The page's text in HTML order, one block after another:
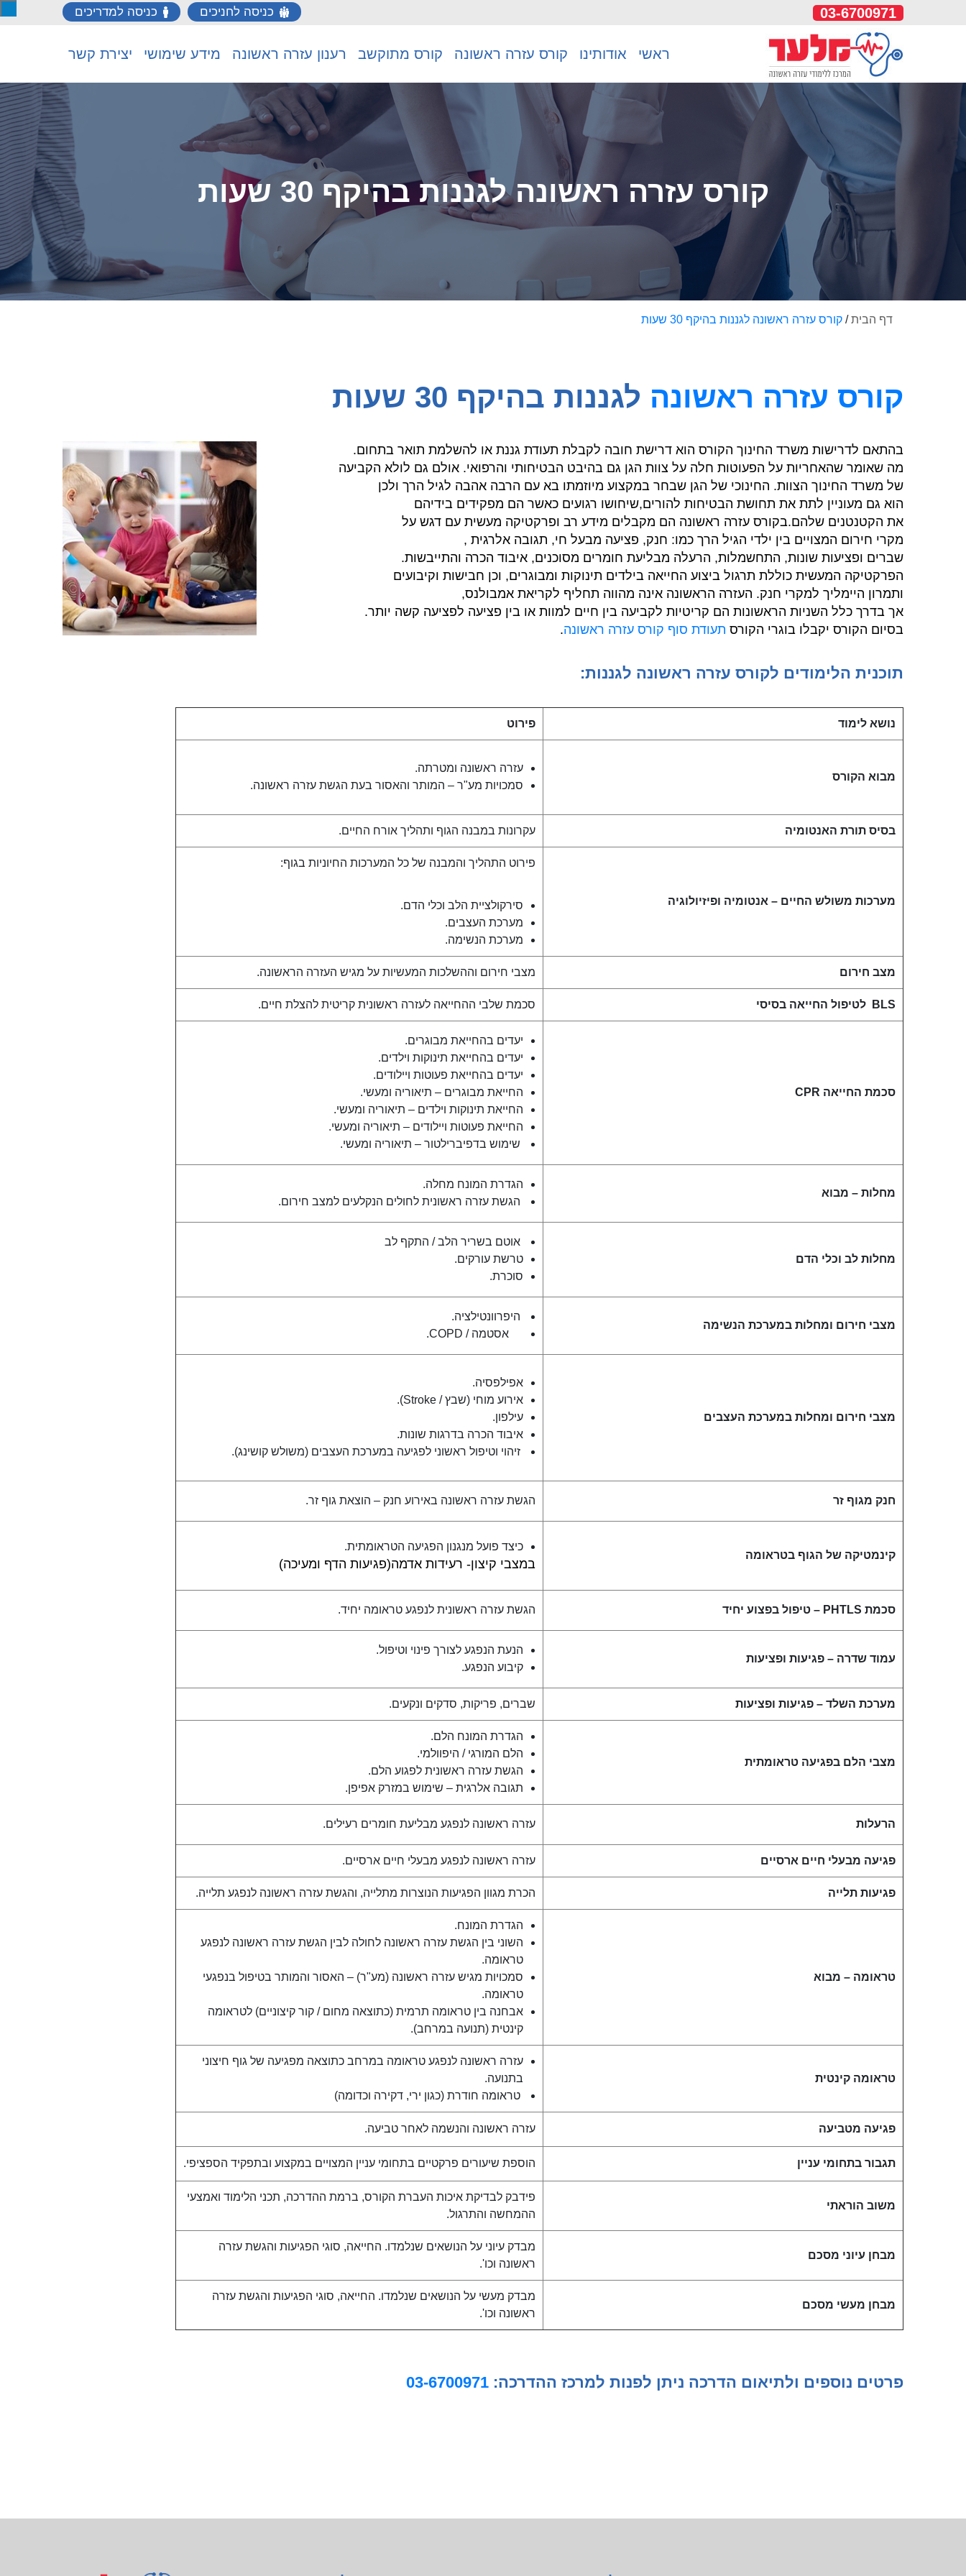
03-6700971 כניסה לחניכים כניסה למדריכים
ראשי אודותינו קורס עזרה ראשונה קורס מתוקשב רענון עזרה ראשונה מידע שימושי יצירת קשר
קורס עזרה ראשונה לגננות בהיקף 30 שעות
דף הבית/ קורס עזרה ראשונה לגננות בהיקף 30 שעות
קורס עזרה ראשונה לגננות בהיקף 30 שעות
בהתאם לדרישות משרד החינוך הקורס הוא דרישת חובה לקבלת תעודת גננת או להשלמת תואר בתחום.
מה שאומר שהאחריות על הפעוטות חלה על צוות הגן גם בהיבט הבטיחותי והרפואי. אולם גם לולא הקביעה
של משרד החינוך הצוות. החינוכי של הגן שבחר במקצוע מיוזמתו בא עם הרבה אהבה לגיל הרך ולכן
הוא גם מעוניין לתת את תחושת הבטיחות להורים,שיחושו רגועים כאשר הם מפקידים בידיהם
את הקטנטנים שלהם.בקורס עזרה ראשונה הם מקבלים מידע רב ופרקטיקה מעשית עם דגש על
מקרי חירום המצויים בין ילדי הגיל הרך כמו: חנק, פציעה מבעל חי, תגובה אלרגית ,
שברים ופציעות שונות, התחשמלות, הרעלה מבליעת חומרים מסוכנים, איבוד הכרה והתייבשות.
הפרקטיקה המעשית כוללת תרגול ביצוע החייאה בילדים תינוקות ומבוגרים, וכן חבישות וקיבועים
ותמרון היימליך למקרי חנק. העזרה הראשונה אינה מהווה תחליף לקריאת אמבולנס,
אך בדרך כלל השניות הראשונות הם קריטיות לקביעה בין חיים למוות או בין פציעה לפציעה קשה יותר.
בסיום הקורס יקבלו בוגרי הקורס תעודת סוף קורס עזרה ראשונה.
תוכנית הלימודים לקורס עזרה ראשונה לגננות:
נושא לימוד פירוט
מבוא הקורס
עזרה ראשונה ומטרתה.
סמכויות מע"ר – המותר והאסור בעת הגשת עזרה ראשונה.
בסיס תורת האנטומיה עקרונות במבנה הגוף ותהליך אורח החיים.
מערכות משולש החיים – אנטומיה ופיזיולוגיה
פירוט התהליך והמבנה של כל המערכות החיוניות בגוף:
סירקולציית הלב וכלי הדם.
מערכת העצבים.
מערכת הנשימה.
מצב חירום מצבי חירום וההשלכות המעשיות על מגיש העזרה הראשונה.
BLS לטיפול החייאה בסיסי סכמת שלבי ההחייאה לעזרה ראשונית קריטית להצלת חיים.
סכמת החייאה CPR
יעדים בהחייאת מבוגרים.
יעדים בהחייאת תינוקות וילדים.
יעדים בהחייאת פעוטות ויילודים.
החייאת מבוגרים – תיאוריה ומעשי.
החייאת תינוקות וילדים – תיאוריה ומעשי.
החייאת פעוטות ויילודים – תיאוריה ומעשי.
שימוש בדפיברילטור – תיאוריה ומעשי.
מחלות – מבוא
הגדרת המונח מחלה.
הגשת עזרה ראשונית לחולים הנקלעים למצב חירום.
מחלות לב וכלי הדם
אוטם בשריר הלב / התקף לב
טרשת עורקים.
סוכרת.
מצבי חירום ומחלות במערכת הנשימה
היפרוונטילציה.
אסטמה / COPD.
מצבי חירום ומחלות במערכת העצבים
אפילפסיה.
אירוע מוחי (שבץ / Stroke).
עילפון.
איבוד הכרה בדרגות שונות.
זיהוי וטיפול ראשוני לפגיעה במערכת העצבים (משולש קושינג).
חנק מגוף זר הגשת עזרה ראשונה באירוע חנק – הוצאת גוף זר.
קינמטיקה של הגוף בטראומה
כיצד פועל מנגנון הפגיעה הטראומתית.
במצבי קיצון- רעידות אדמה(פגיעות הדף ומעיכה)
סכמת PHTLS – טיפול בפצוע יחיד הגשת עזרה ראשונית לנפגע טראומה יחיד.
עמוד שדרה – פגיעות ופציעות
הנעת הנפגע לצורך פינוי וטיפול.
קיבוע הנפגע.
מערכת השלד – פגיעות ופציעות שברים, פריקות, סדקים ונקעים.
מצבי הלם בפגיעה טראומתית
הגדרת המונח הלם.
הלם המורגי / היפוולמי.
הגשת עזרה ראשונית לפגוע הלם.
תגובה אלרגית – שימוש במזרק אפיפן.
הרעלות עזרה ראשונה לנפגע מבליעת חומרים רעילים.
פגיעה מבעלי חיים ארסיים עזרה ראשונה לנפגע מבעלי חיים ארסיים.
פגיעות תלייה הכרת מגוון הפגיעות הנוצרות מתלייה, והגשת עזרה ראשונה לנפגע תלייה.
טראומה – מבוא
הגדרת המונח.
השוני בין הגשת עזרה ראשונה לחולה לבין הגשת עזרה ראשונה לנפגע
טראומה.
סמכויות מגיש עזרה ראשונה (מע"ר) – האסור והמותר בטיפול בנפגעי
טראומה.
אבחנה בין טראומה תרמית (כתוצאה מחום / קור קיצוניים) לטראומה
קינטית (תנועה במרחב).
טראומה קינטית
עזרה ראשונה לנפגע טראומה במרחב כתוצאה מפגיעה של גוף חיצוני
בתנועה.
טראומה חודרת (כגון ירי, דקירה וכדומה)
פגיעה מטביעה עזרה ראשונה והנשמה לאחר טביעה.
תגבור בתחומי עניין הוספת שיעורים פרקטיים בתחומי עניין המצויים במקצוע ובתפקיד הספציפי.
משוב הוראתי
פידבק לבדיקת איכות העברת הקורס, ברמת ההדרכה, תכני הלימוד ואמצעי
ההמחשה והתרגול.
מבחן עיוני מסכם
מבדק עיוני על הנושאים שנלמדו. החייאה, סוגי הפגיעות והגשת עזרה
ראשונה וכו'.
מבחן מעשי מסכם
מבדק מעשי על הנושאים שנלמדו. החייאה, סוגי הפגיעות והגשת עזרה
ראשונה וכו'.
פרטים נוספים ולתיאום הדרכה ניתן לפנות למרכז ההדרכה: 03-6700971